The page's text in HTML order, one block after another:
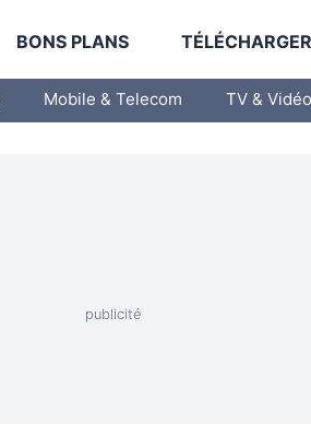
BONS PLANS
Mobile & Telecom TV & Vidéo